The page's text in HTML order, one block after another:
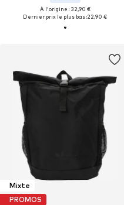
À l'origine : 32,90 €
Dernier prix le plus bas :22,90 €
Mixte
PROMOS